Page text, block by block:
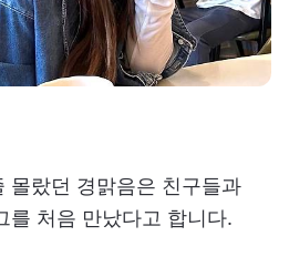
몰랐던 경맑음은 친구들과
를 처음 만났다고 합니다.